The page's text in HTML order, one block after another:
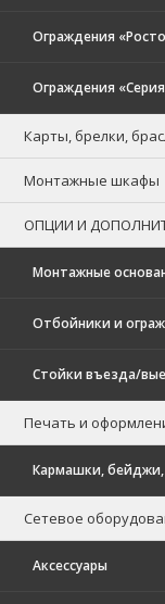
Ограждения
Ограждения
Карты, брелки,
Монтажные шкафы
ОПЦИИ И
Монтажные
Отбойники и
Стойки въезда/
Печать и
Кармашки, бейджи,
Сетевое
Аксессуары